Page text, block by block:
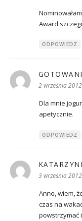
Award
ODPOWIEDZ
2 września
Dla mnie
apetycznie.
ODPOWIEDZ
3 września
Anno, wiem,
czas na
powstrzymać